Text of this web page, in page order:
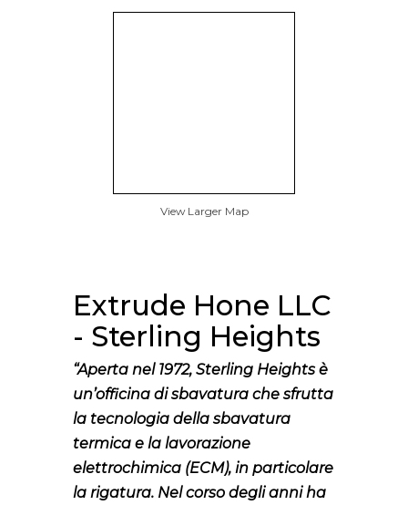
View Larger Map
Extrude Hone LLC
- Sterling Heights
“Aperta nel 1972, Sterling Heights è
un’officina di sbavatura che sfrutta
la tecnologia della sbavatura
termica e la lavorazione
elettrochimica (ECM), in particolare
la rigatura. Nel corso degli anni ha